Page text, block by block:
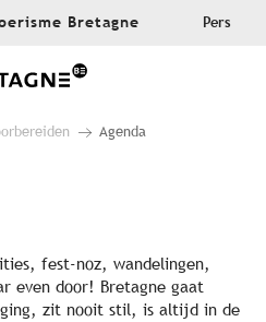
Bretagne Pers
Agenda
aux favoris
fest-noz, wandelingen,
even door! Bretagne gaat
zit nooit stil, is altijd in de